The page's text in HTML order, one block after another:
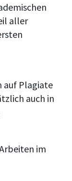
aller
auf Plagiate
auch in
im